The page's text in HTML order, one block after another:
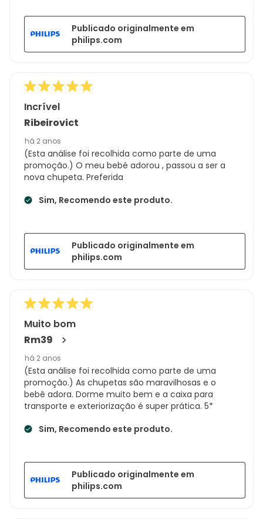
Publicado originalmente em
philips.com
Incrível
Ribeirovict
há 2 anos
(Esta análise foi recolhida como parte de uma
promoção.) O meu bebé adorou , passou a ser a
nova chupeta. Preferida
Sim, Recomendo este produto.
Publicado originalmente em
philips.com
Muito bom
Rm39
há 2 anos
(Esta análise foi recolhida como parte de uma
promoção.) As chupetas são maravilhosas e o
bebê adora. Dorme muito bem e a caixa para
transporte e exteriorização é super prática. 5*
Sim, Recomendo este produto.
Publicado originalmente em
philips.com